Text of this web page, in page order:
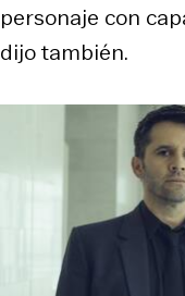
personaje con
dijo también.